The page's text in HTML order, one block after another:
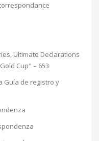
Ultimate Declarations
Cup" – 653
Guía de registro y